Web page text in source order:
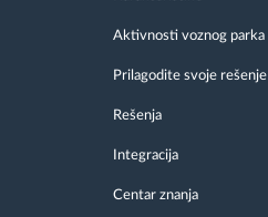
Aktivnosti voznog parka
Prilagodite svoje rešenje
Rešenja
Integracija
Centar znanja